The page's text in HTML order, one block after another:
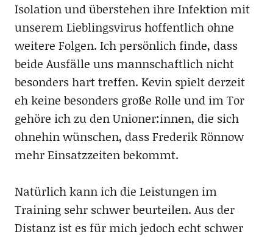
Isolation und überstehen ihre Infektion mit
unserem Lieblingsvirus hoffentlich ohne
weitere Folgen. Ich persönlich finde, dass
beide Ausfälle uns mannschaftlich nicht
besonders hart treffen. Kevin spielt derzeit
eh keine besonders große Rolle und im Tor
gehöre ich zu den Unioner:innen, die sich
ohnehin wünschen, dass Frederik Rönnow
mehr Einsatzzeiten bekommt.
Natürlich kann ich die Leistungen im
Training sehr schwer beurteilen. Aus der
Distanz ist es für mich jedoch echt schwer